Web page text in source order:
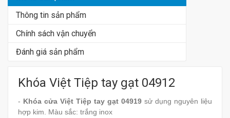
Thông tin sản phẩm
Chính sách vận chuyển
Đánh giá sản phẩm
Khóa Việt Tiệp tay gạt 04912
- Khóa cửa Việt Tiệp tay gạt 04919 sử dụng nguyên liệu
hợp kim. Màu sắc: trắng inox